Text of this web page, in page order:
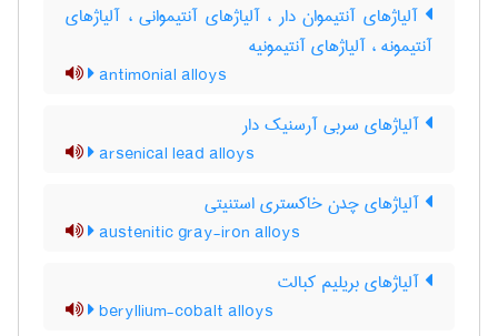
آلیاژهای آنتیموان دار ، آلیاژهای آنتیموانی ، آلیاژهای
آنتیمونه ، آلیاژهای آنتیمونیه
antimonial alloys
آلیاژهای سربی آرسنیک دار
arsenical lead alloys
آلیاژهای چدن خاکستری استنیتی
austenitic gray-iron alloys
آلیاژهای بریلیم کبالت
beryllium-cobalt alloys